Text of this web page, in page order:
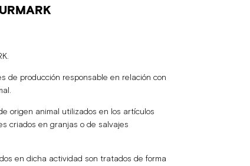
de producción responsable en relación con
origen animal utilizados en los artículos
criados en granjas o de salvajes
en dicha actividad son tratados de forma